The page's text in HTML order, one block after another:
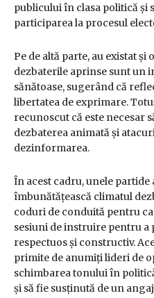
publicului în clasa politică și
participarea la procesul
Pe de altă parte, au existat
dezbaterile aprinse sunt un
sănătoase, sugerând că
libertatea de exprimare.
recunoscut că este necesar
dezbaterea animată și
dezinformarea.
În acest cadru, unele
îmbunătățească climatul
coduri de conduită pentru
sesiuni de instruire pentru
respectuos și constructiv.
primite de anumiți lideri de
schimbarea tonului în
și să fie susținută de un